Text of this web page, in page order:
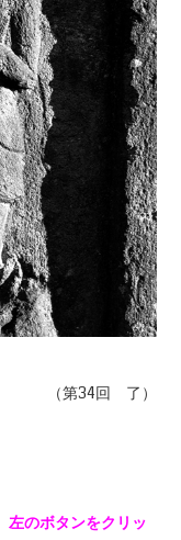
（第34回 了）
左のボタンをクリッ